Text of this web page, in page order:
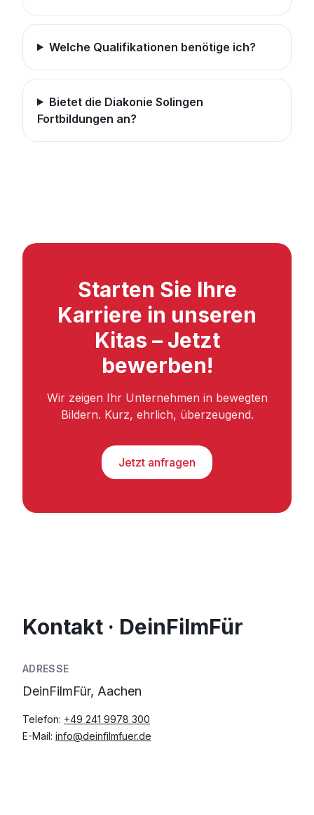
Welche Qualifikationen benötige ich?
Bietet die Diakonie Solingen
Fortbildungen an?
Starten Sie Ihre
Karriere in unseren
Kitas – Jetzt
bewerben!
Wir zeigen Ihr Unternehmen in bewegten
Bildern. Kurz, ehrlich, überzeugend.
Jetzt anfragen
Kontakt · DeinFilmFür
ADRESSE
DeinFilmFür, Aachen
Telefon: +49 241 9978 300
E-Mail: info@deinfilmfuer.de